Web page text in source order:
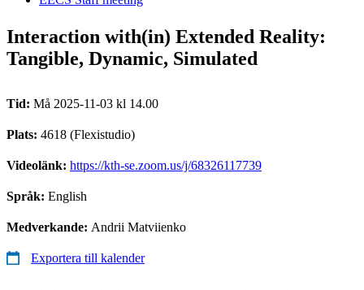
Interaction with(in) Extended Reality:
Tangible, Dynamic, Simulated
Tid: Må 2025-11-03 kl 14.00
Plats: 4618 (Flexistudio)
Videolänk: https://kth-se.zoom.us/j/68326117739
Språk: English
Medverkande: Andrii Matviienko
Exportera till kalender